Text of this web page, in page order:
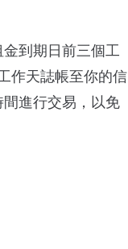
到期日前三個工
作天誌帳至你的信
進行交易，以免